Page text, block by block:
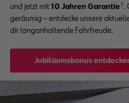
und jetzt mit 10 Jahren Garantie1 .
geräumig – entdecke unsere
dir langanhaltende Fahrfreude.
Jubiläumsbonus